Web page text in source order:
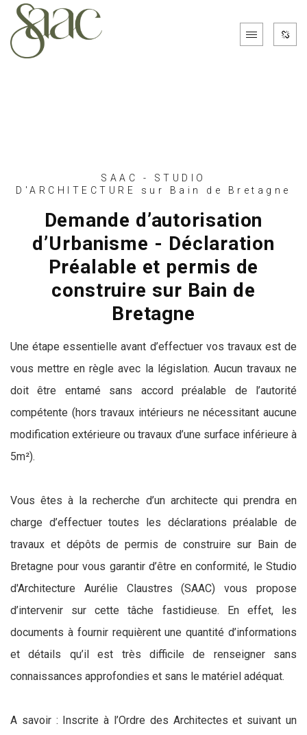
SAAC - STUDIO
D'ARCHITECTURE sur Bain de Bretagne
Demande d’autorisation
d’Urbanisme - Déclaration
Préalable et permis de
construire sur Bain de
Bretagne
Une étape essentielle avant d’effectuer vos travaux est de
vous mettre en règle avec la législation. Aucun travaux ne
doit être entamé sans accord préalable de l’autorité
compétente (hors travaux intérieurs ne nécessitant aucune
modification extérieure ou travaux d’une surface inférieure à
5m²).
Vous êtes à la recherche d’un architecte qui prendra en
charge d’effectuer toutes les déclarations préalable de
travaux et dépôts de permis de construire sur Bain de
Bretagne pour vous garantir d’être en conformité, le Studio
d'Architecture Aurélie Claustres (SAAC) vous propose
d’intervenir sur cette tâche fastidieuse. En effet, les
documents à fournir requièrent une quantité d’informations
et détails qu’il est très difficile de renseigner sans
connaissances approfondies et sans le matériel adéquat.
A savoir : Inscrite à l’Ordre des Architectes et suivant un